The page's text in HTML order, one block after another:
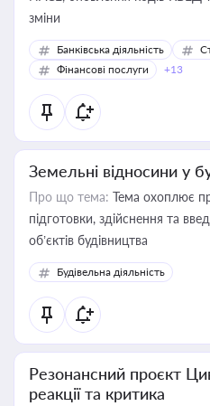
зміни
Банківська діяльність
Фінансові послуги
+13
Земельні відносини у
Про що тема: Тема охоплює
підготовки, здійснення та
об’єктів будівництва
Будівельна діяльність
Резонансний проєкт
реакції та критика